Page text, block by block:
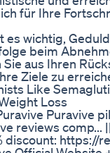
für Ihre
es wichtig,
beim
aus Ihren
Ziele zu
Like
Loss
Puravive
reviews comp...
discount: https://